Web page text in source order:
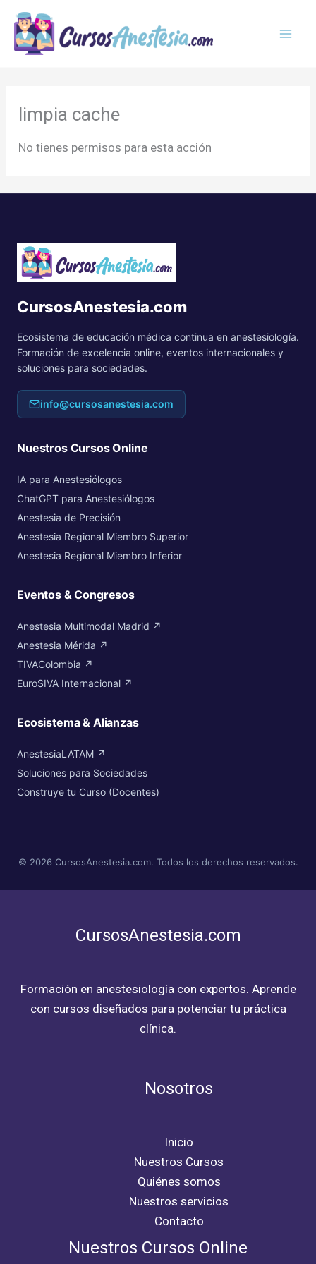
contenido
limpia cache
No tienes permisos para esta acción
CursosAnestesia.com
Ecosistema de educación médica continua en anestesiología.
Formación de excelencia online, eventos internacionales y
soluciones para sociedades.
info@cursosanestesia.com
Nuestros Cursos Online
IA para Anestesiólogos
ChatGPT para Anestesiólogos
Anestesia de Precisión
Anestesia Regional Miembro Superior
Anestesia Regional Miembro Inferior
Eventos & Congresos
Anestesia Multimodal Madrid ↗
Anestesia Mérida ↗
TIVAColombia ↗
EuroSIVA Internacional ↗
Ecosistema & Alianzas
AnestesiaLATAM ↗
Soluciones para Sociedades
Construye tu Curso (Docentes)
© 2026 CursosAnestesia.com. Todos los derechos reservados.
CursosAnestesia.com
Formación en anestesiología con expertos. Aprende
con cursos diseñados para potenciar tu práctica
clínica.
Nosotros
Inicio
Nuestros Cursos
Quiénes somos
Nuestros servicios
Contacto
Nuestros Cursos Online